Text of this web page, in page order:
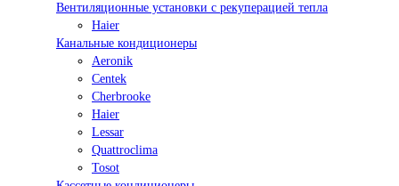
Вентиляционные установки с рекуперацией тепла
Haier
Канальные кондиционеры
Aeronik
Centek
Cherbrooke
Haier
Lessar
Quattroclima
Tosot